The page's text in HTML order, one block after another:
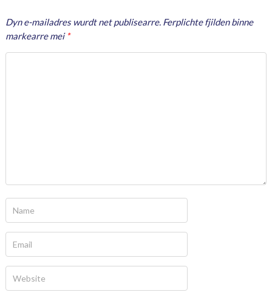
Dyn e-mailadres wurdt net publisearre. Ferplichte fjilden binne
markearre mei*